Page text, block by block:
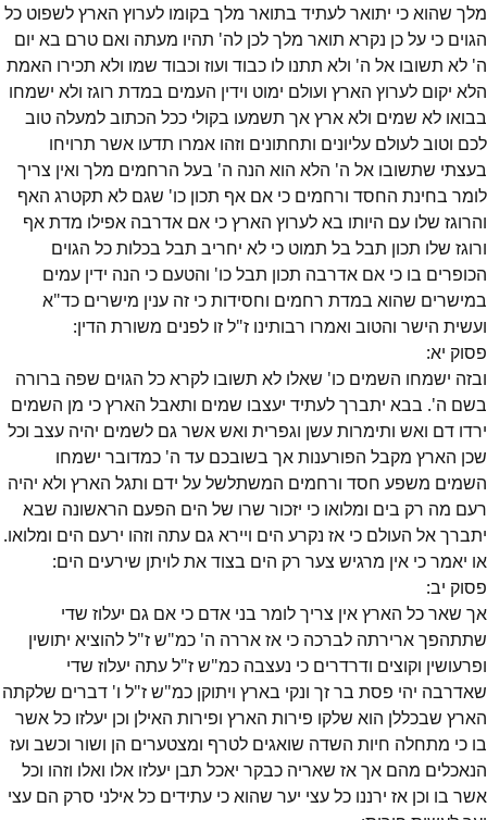
מלך שהוא כי יתואר לעתיד בתואר מלך בקומו לערוץ הארץ לשפוט כל
הגוים כי על כן נקרא תואר מלך לכן לה' תהיו מעתה ואם טרם בא יום
ה' לא תשובו אל ה' ולא תתנו לו כבוד ועוז וכבוד שמו ולא תכירו האמת
הלא יקום לערוץ הארץ ועולם ימוט וידין העמים במדת רוגז ולא ישמחו
בבואו לא שמים ולא ארץ אך תשמעו בקולי ככל הכתוב למעלה טוב
לכם וטוב לעולם עליונים ותחתונים וזהו אמרו תדעו אשר תרויחו
בעצתי שתשובו אל ה' הלא הוא הנה ה' בעל הרחמים מלך ואין צריך
לומר בחינת החסד ורחמים כי אם אף תכון כו' שגם לא תקטרג האף
והרוגז שלו עם היותו בא לערוץ הארץ כי אם אדרבה אפילו מדת אף
ורוגז שלו תכון תבל בל תמוט כי לא יחריב תבל בכלות כל הגוים
הכופרים בו כי אם אדרבה תכון תבל כו' והטעם כי הנה ידין עמים
במישרים שהוא במדת רחמים וחסידות כי זה ענין מישרים כד"א
ועשית הישר והטוב ואמרו רבותינו ז"ל זו לפנים משורת הדין:
פסוק יא:
ובזה ישמחו השמים כו' שאלו לא תשובו לקרא כל הגוים שפה ברורה
בשם ה'. בבא יתברך לעתיד יעצבו שמים ותאבל הארץ כי מן השמים
ירדו דם ואש ותימרות עשן וגפרית ואש אשר גם לשמים יהיה עצב וכל
שכן הארץ מקבל הפורענות אך בשובכם עד ה' כמדובר ישמחו
השמים משפע חסד ורחמים המשתלשל על ידם ותגל הארץ ולא יהיה
רעם מה רק בים ומלואו כי יזכור שרו של הים הפעם הראשונה שבא
יתברך אל העולם כי אז נקרע הים ויירא גם עתה וזהו ירעם הים ומלואו.
או יאמר כי אין מרגיש צער רק הים בצוד את לויתן שירעים הים:
פסוק יב:
אך שאר כל הארץ אין צריך לומר בני אדם כי אם גם יעלוז שדי
שתתהפך ארירתה לברכה כי אז אררה ה' כמ"ש ז"ל להוציא יתושין
ופרעושין וקוצים ודרדרים כי נעצבה כמ"ש ז"ל עתה יעלוז שדי
שאדרבה יהי פסת בר זך ונקי בארץ ויתוקן כמ"ש ז"ל ו' דברים שלקתה
הארץ שבכללן הוא שלקו פירות הארץ ופירות האילן וכן יעלזו כל אשר
בו כי מתחלה חיות השדה שואגים לטרף ומצטערים הן ושור וכשב ועז
הנאכלים מהם אך אז שאריה כבקר יאכל תבן יעלזו אלו ואלו וזהו וכל
אשר בו וכן אז ירננו כל עצי יער שהוא כי עתידים כל אילני סרק הם עצי